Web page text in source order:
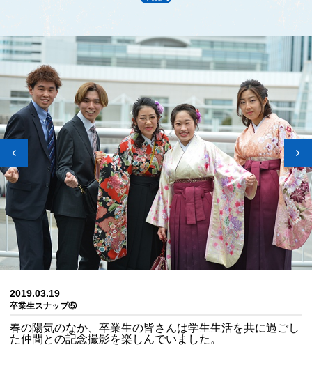
2019.03.19
卒業生スナップ⑤
春の陽気のなか、卒業生の皆さんは学生生活を共に過ごし
た仲間との記念撮影を楽しんでいました。